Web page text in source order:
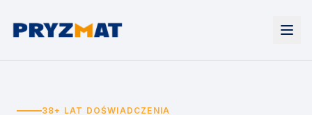
Urządzenia
38+ LAT DOŚWIADCZENIA